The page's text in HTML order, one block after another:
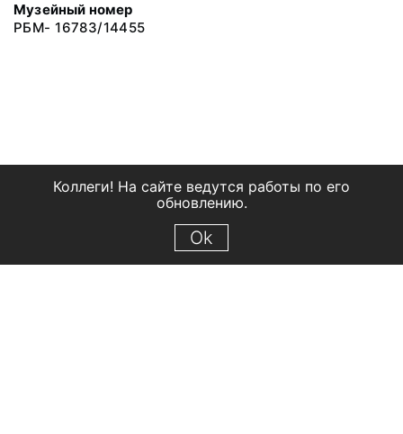
Музейный номер
РБМ- 16783/14455
Коллеги! На сайте ведутся работы по его
обновлению.
Ok